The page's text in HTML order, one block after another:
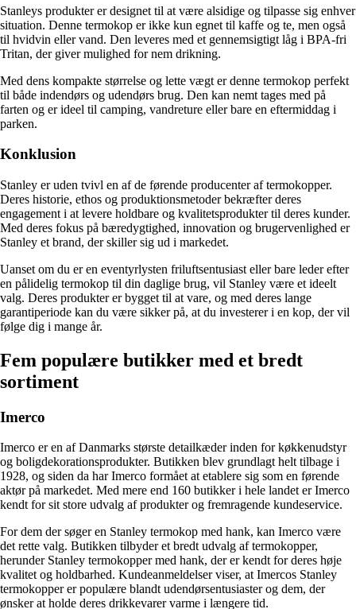
Stanleys produkter er designet til at være alsidige og tilpasse sig enhver
situation. Denne termokop er ikke kun egnet til kaffe og te, men også
til hvidvin eller vand. Den leveres med et gennemsigtigt låg i BPA-fri
Tritan, der giver mulighed for nem drikning.
Med dens kompakte størrelse og lette vægt er denne termokop perfekt
til både indendørs og udendørs brug. Den kan nemt tages med på
farten og er ideel til camping, vandreture eller bare en eftermiddag i
parken.
Konklusion
Stanley er uden tvivl en af ​​de førende producenter af termokopper.
Deres historie, ethos og produktionsmetoder bekræfter deres
engagement i at levere holdbare og kvalitetsprodukter til deres kunder.
Med deres fokus på bæredygtighed, innovation og brugervenlighed er
Stanley et brand, der skiller sig ud i markedet.
Uanset om du er en eventyrlysten friluftsentusiast eller bare leder efter
en pålidelig termokop til din daglige brug, vil Stanley være et ideelt
valg. Deres produkter er bygget til at vare, og med deres lange
garantiperiode kan du være sikker på, at du investerer i en kop, der vil
følge dig i mange år.
Fem populære butikker med et bredt
sortiment
Imerco
Imerco er en af Danmarks største detailkæder inden for køkkenudstyr
og boligdekorationsprodukter. Butikken blev grundlagt helt tilbage i
1928, og siden da har Imerco formået at etablere sig som en førende
aktør på markedet. Med mere end 160 butikker i hele landet er Imerco
kendt for sit store udvalg af produkter og fremragende kundeservice.
For dem der søger en Stanley termokop med hank, kan Imerco være
det rette valg. Butikken tilbyder et bredt udvalg af termokopper,
herunder Stanley termokopper med hank, der er kendt for deres høje
kvalitet og holdbarhed. Kundeanmeldelser viser, at Imercos Stanley
termokopper er populære blandt udendørsentusiaster og dem, der
ønsker at holde deres drikkevarer varme i længere tid.